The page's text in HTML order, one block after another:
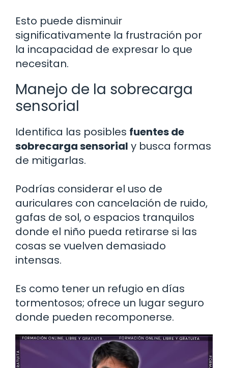
Esto puede disminuir
significativamente la frustración por
la incapacidad de expresar lo que
necesitan.
Manejo de la sobrecarga
sensorial
Identifica las posibles fuentes de
sobrecarga sensorial y busca formas
de mitigarlas.
Podrías considerar el uso de
auriculares con cancelación de ruido,
gafas de sol, o espacios tranquilos
donde el niño pueda retirarse si las
cosas se vuelven demasiado
intensas.
Es como tener un refugio en días
tormentosos; ofrece un lugar seguro
donde pueden recomponerse.